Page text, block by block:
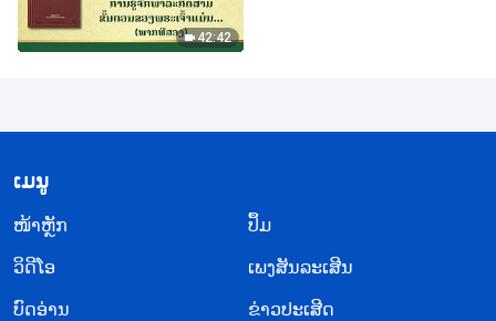
42:42
​ເມ​ນູ
​ໜ້າຫຼັກ
ປຶ້ມ
ວິ​ດີ​ໂອ
ເພງສັນລະເສີນ
ບົດອ່ານ
ຂ່າວປະເສີດ